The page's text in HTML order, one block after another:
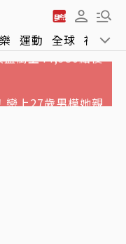
運動 全球 社會
上27歲男模她親